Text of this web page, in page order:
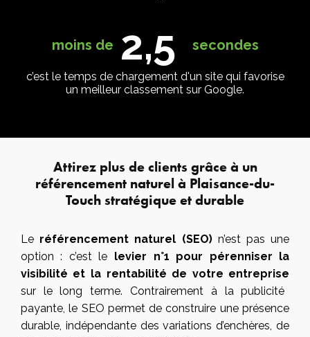
moins de 2,5 secondes
c’est le temps de chargement d'un site qui favorise
un meilleur classement sur Google.
Attirez plus de clients grâce à un
référencement naturel à Plaisance-du-
Touch stratégique et durable
Le référencement naturel (SEO)n’est pas une
option : c’est le levier n°1 pour pérenniser la
visibilité et la rentabilité de votre entreprise
sur le long terme. Contrairement à la publicité
payante, le SEO permet de construire une présence
durable, indépendante des variations d’enchères, de